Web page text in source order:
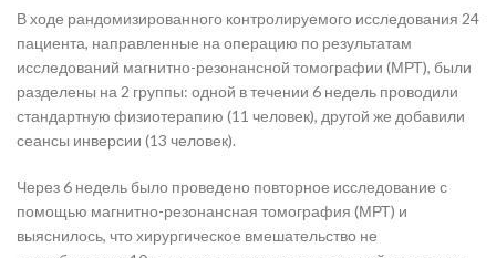
В ходе рандомизированного контролируемого исследования 24
пациента, направленные на операцию по результатам
исследований магнитно-резонансной томографии (МРТ), были
разделены на 2 группы: одной в течении 6 недель проводили
стандартную физиотерапию (11 человек), другой же добавили
сеансы инверсии (13 человек).
Через 6 недель было проведено повторное исследование с
помощью магнитно-резонансная томография (МРТ) и
выяснилось, что хирургическое вмешательство не